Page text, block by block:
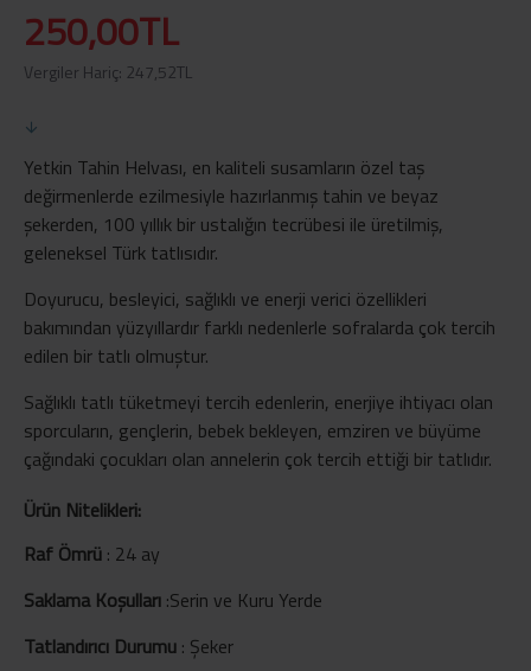
250,00TL
Vergiler Hariç: 247,52TL
Yetkin Tahin Helvası, en kaliteli susamların özel taş
değirmenlerde ezilmesiyle hazırlanmış tahin ve beyaz
şekerden, 100 yıllık bir ustalığın tecrübesi ile üretilmiş,
geleneksel Türk tatlısıdır.
Doyurucu, besleyici, sağlıklı ve enerji verici özellikleri
bakımından yüzyıllardır farklı nedenlerle sofralarda çok tercih
edilen bir tatlı olmuştur.
Sağlıklı tatlı tüketmeyi tercih edenlerin, enerjiye ihtiyacı olan
sporcuların, gençlerin, bebek bekleyen, emziren ve büyüme
çağındaki çocukları olan annelerin çok tercih ettiği bir tatlıdır.
Ürün Nitelikleri:
Raf Ömrü : 24 ay
Saklama Koşulları :Serin ve Kuru Yerde
Tatlandırıcı Durumu : Şeker